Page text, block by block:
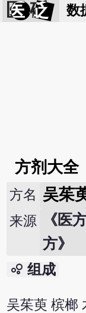
医 砭 数
方剂大全
方名 吴茱
来源
《医
方》
bubble_chart 组成
吴茱萸 槟榔